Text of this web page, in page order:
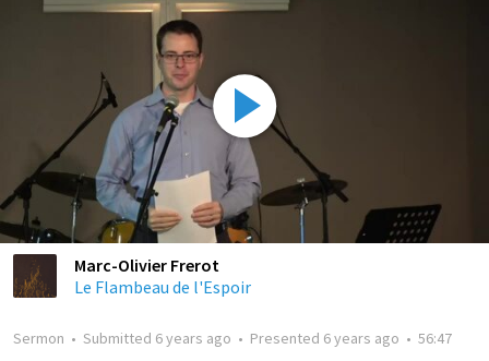
Marc-Olivier Frerot
Le Flambeau de l'Espoir
Sermon • Submitted 6 years ago • Presented 6 years ago • 56:47